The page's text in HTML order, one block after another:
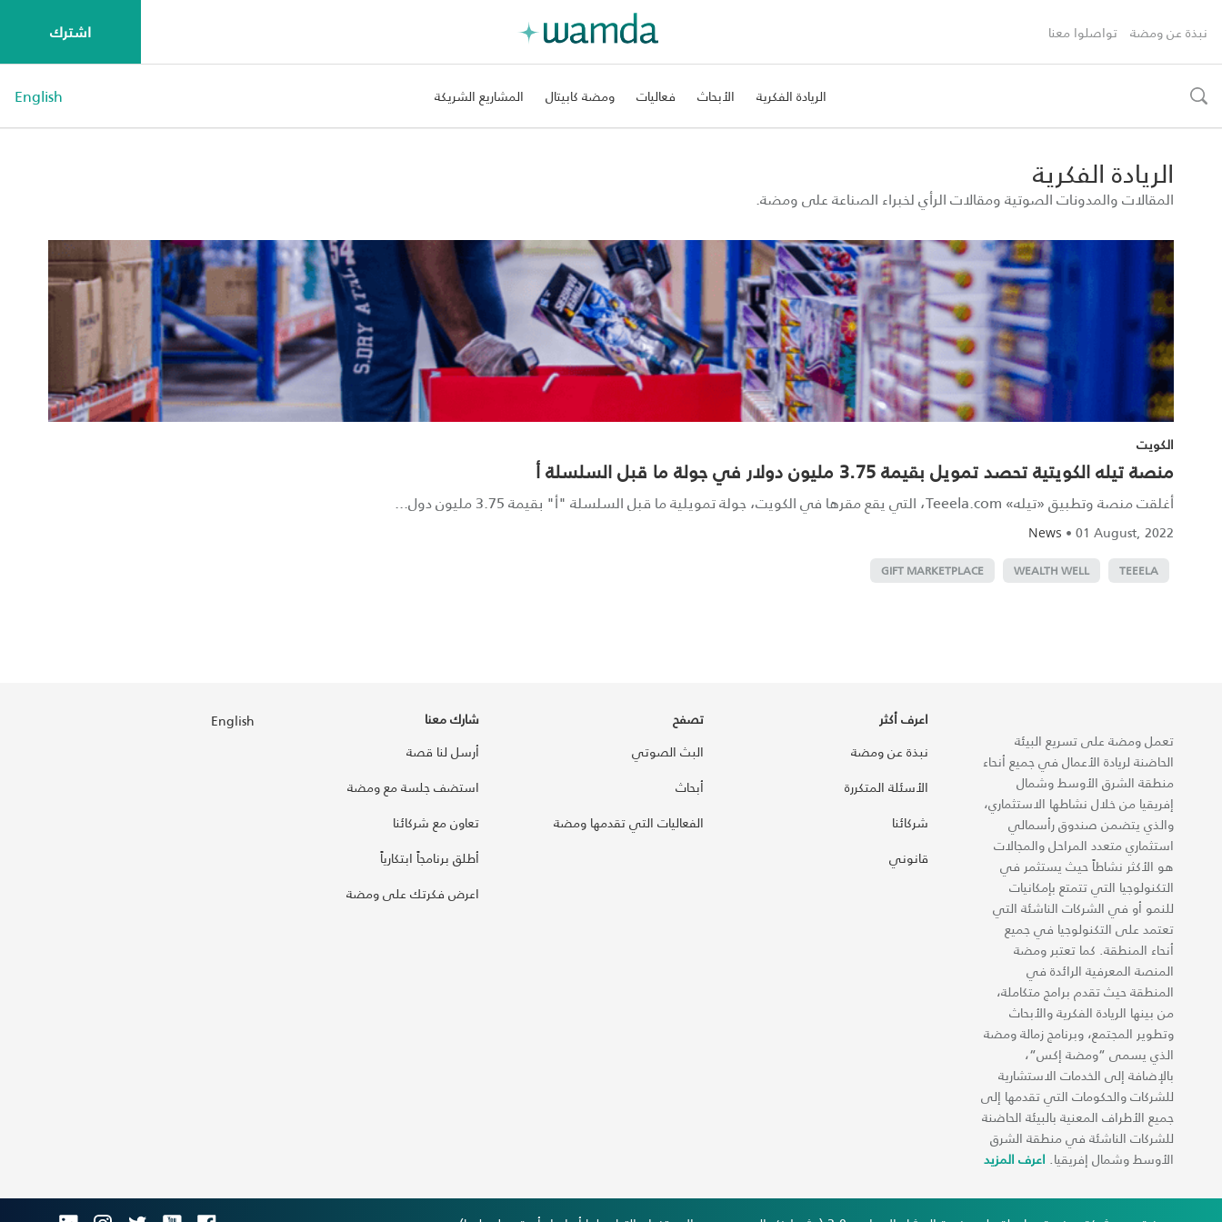
نبذة عن ومضة تواصلوا معنا اشترك
toggle
الريادة الفكرية الأبحاث فعاليات ومضة كابيتال المشاريع الشريكة English
الريادة الفكرية
المقالات والمدونات الصوتية ومقالات الرأي لخبراء الصناعة على ومضة.
الكويت
منصة تيله الكويتية تحصد تمويل بقيمة 3.75 مليون دولار في جولة ما قبل السلسلة أ
أغلقت منصة وتطبيق «تيله» Teeela.com، التي يقع مقرها في الكويت، جولة تمويلية ما قبل السلسلة "أ" بقيمة 3.75 مليون دول...
News •01 August, 2022
TEEELA
WEALTH WELL
GIFT MARKETPLACE
تعمل ومضة على تسريع البيئة
الحاضنة لريادة الأعمال في جميع أنحاء
منطقة الشرق الأوسط وشمال
إفريقيا من خلال نشاطها الاستثماري،
والذي يتضمن صندوق رأسمالي
استثماري متعدد المراحل والمجالات
هو الأكثر نشاطاً حيث يستثمر في
التكنولوجيا التي تتمتع بإمكانيات
للنمو أو في الشركات الناشئة التي
تعتمد على التكنولوجيا في جميع
أنحاء المنطقة. كما تعتبر ومضة
المنصة المعرفية الرائدة في
المنطقة حيث تقدم برامج متكاملة،
من بينها الريادة الفكرية والأبحاث
وتطوير المجتمع، وبرنامج زمالة ومضة
الذي يسمى “ومضة إكس“،
بالإضافة إلى الخدمات الاستشارية
للشركات والحكومات التي تقدمها إلى
جميع الأطراف المعنية بالبيئة الحاضنة
للشركات الناشئة في منطقة الشرق
الأوسط وشمال إفريقيا. اعرف المزيد
اعرف أكثر
نبذة عن ومضة
الأسئلة المتكررة
شركائنا
قانوني
تصفح
البث الصوتي
أبحاث
الفعاليات التي تقدمها ومضة
شارك معنا
أرسل لنا قصة
استضف جلسة مع ومضة
تعاون مع شركائنا
أطلق برنامجاً ابتكارياً
اعرض فكرتك على ومضة
English